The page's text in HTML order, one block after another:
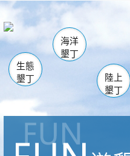
海生館
恆春
龍鑾潭自然中心
瓊麻館
關山
白砂
生態
墾丁
海洋
墾丁
陸上
墾丁